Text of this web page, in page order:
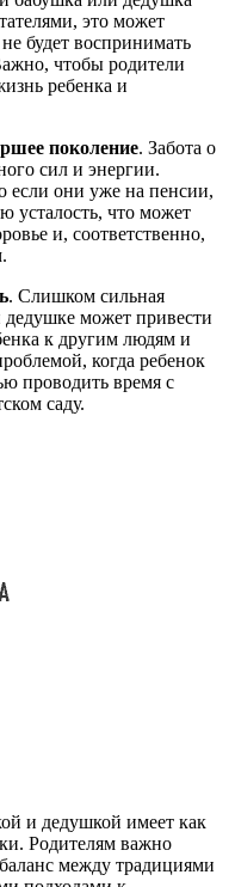
это может
будет воспринимать
чтобы родители
ребенка и
поколение. Забота о
сил и энергии.
если они уже на пенсии,
усталость, что может
и, соответственно,
. Слишком сильная
дедушке может привести
к другим людям и
когда ребенок
проводить время с
саду.
и дедушкой имеет как
Родителям важно
между традициями